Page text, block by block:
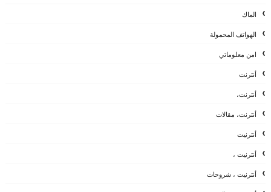
الماك
الهواتف المحمولة
امن معلوماتي
أنترنت
أنترنت،
أنترنت، مقالات
أنترنيت
أنترنيت ،
أنترنيت ، شروحات